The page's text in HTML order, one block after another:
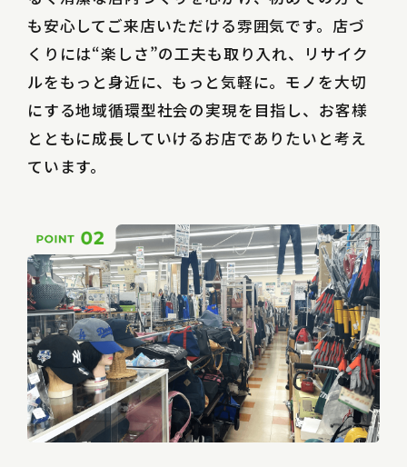
も安心してご来店いただける雰囲気です。店づ
くりには“楽しさ”の工夫も取り入れ、リサイク
ルをもっと身近に、もっと気軽に。モノを大切
にする地域循環型社会の実現を目指し、お客様
とともに成長していけるお店でありたいと考え
ています。